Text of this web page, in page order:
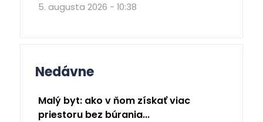
5. augusta 2026 - 10:38
Nedávne
Malý byt: ako v ňom získať viac
priestoru bez búrania...